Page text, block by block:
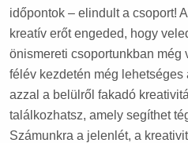
időpontok – elindult a csoport!
kreatív erőt engeded, hogy
önismereti csoportunkban még
félév kezdetén még lehetséges
azzal a belülről fakadó
találkozhatsz, amely segíthet
Számunkra a jelenlét, a